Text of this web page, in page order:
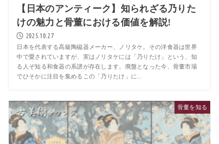
【日本のアンティーク】知られざる乃りた
けの魅力と骨董における価値を解説!
2025.10.27
日本を代表する高級陶磁器メーカー、ノリタケ。その洋食器は世界
中で愛されていますが、実はノリタケには「乃りたけ」という、知
る人ぞ知る和食器の系譜が存在します。廃盤となった今、骨董市場
でひそかに注目を集めるこの「乃りたけ」に...
骨董を知る